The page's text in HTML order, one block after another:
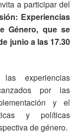
a participar del
Experiencias
Género, que se
junio a las 17.30
experiencias
por las
y el
y políticas
de género.